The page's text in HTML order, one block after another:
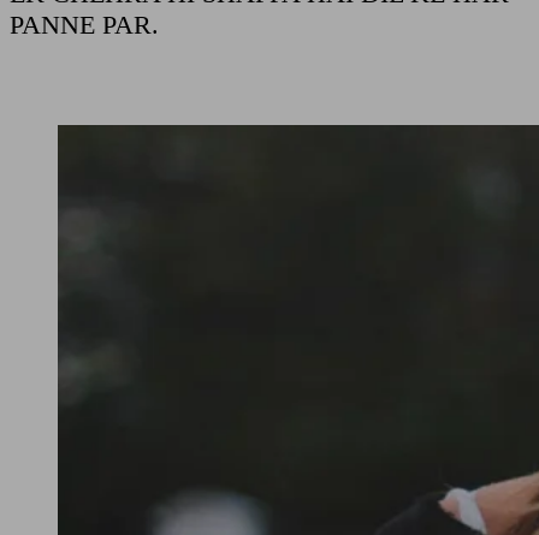
PANNE PAR.